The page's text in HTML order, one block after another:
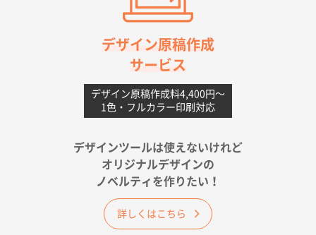
【ポリ】特別ご注文ページ1000枚
2026年06月08日 17:38
対応の速さ、丁寧さ、提案など
不織布フラットバッグ（A4縦サイズ）1000枚
2026年05月25日 15:10
が決め手です
佐賀県A社様
2026年05月23日 16:24
希望の商品（今回発注分）が一番安かったため
デザイン原稿作成
サービス
デザイン原稿作成料4,400円〜
1色・フルカラー印刷対応
デザインツールは使えないけれど
オリジナルデザインの
ノベルティを作りたい！
詳しくはこちら